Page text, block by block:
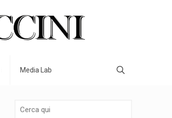
Media Lab